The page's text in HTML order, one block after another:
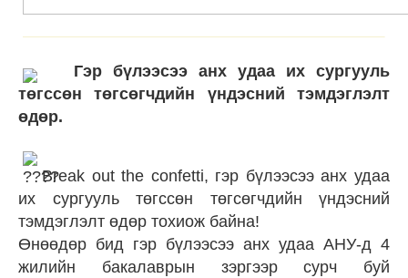
Гэр бүлээсээ анх удаа их сургууль
төгссөн төгсөгчдийн үндэсний тэмдэглэлт
өдөр.
Break out the confetti, гэр бүлээсээ анх удаа
их сургууль төгссөн төгсөгчдийн үндэсний
тэмдэглэлт өдөр тохиож байна!
Өнөөдөр бид гэр бүлээсээ анх удаа АНУ-д 4
жилийн бакалаврын зэргээр сурч буй